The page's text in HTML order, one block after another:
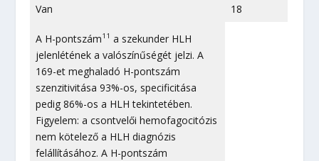
Van
18
A H-pontszám11 a szekunder HLH
jelenlétének a valószínűségét jelzi. A
169-et meghaladó H-pontszám
szenzitivitása 93%-os, specificitása
pedig 86%-os a HLH tekintetében.
Figyelem: a csontvelői hemofagocitózis
nem kötelező a HLH diagnózis
felállításához. A H-pontszám